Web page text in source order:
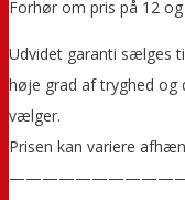
Forhør om pris på 12
Udvidet garanti sælges
høje grad af tryghed og
vælger.
Prisen kan variere